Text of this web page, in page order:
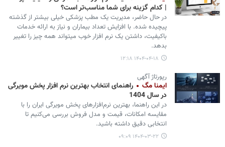
| کدام گزینه برای شما مناسب‌تر است؟
در حال حاضر، مدیریت یک مطب پزشکی خیلی بیشتر از گذشته
پیچیده شده. با افزایش تعداد بیماران و نیاز به ارائه خدمات
باکیفیت، داشتن یک نرم ‌افزار خوب میتواند همه چیز را تغییر
بدهد.
۱۴۰۴-۰۴-۱۸ ۱۲:۱۸
رپورتاژ آگهی
ایمنا مگ
راهنمای انتخاب بهترین نرم افزار پخش مویرگی
در سال 1404
در این راهنما، بهترین نرم‌افزارهای پخش مویرگی ایران را با
مقایسه امکانات، قیمت و مدل فروش بررسی می‌کنیم تا
انتخابی دقیق داشته باشید.
۱۴۰۴-۰۳-۲۲ ۰۹:۰۹